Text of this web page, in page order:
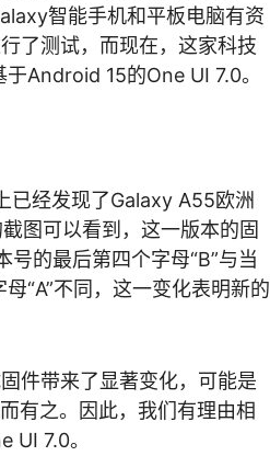
智能手机和平板电脑有资
了测试，而现在，这家科技
Android 15的One UI 7.0。
经发现了Galaxy A55欧洲
图可以看到，这一版本的固
的最后第四个字母“B”与当
“A”不同，这一变化表明新的
件带来了显著变化，可能是
有之。因此，我们有理由相
UI 7.0。